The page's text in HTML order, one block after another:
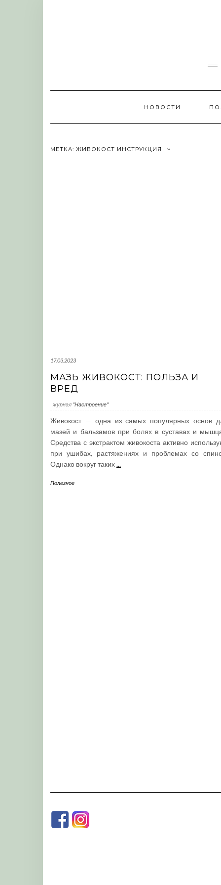
НОВОСТИ
МЕТКА: ЖИВОКОСТ ИНСТРУКЦИЯ
17.03.2023
МАЗЬ ЖИВОКОСТ: ПОЛЬЗА И
ВРЕД
журнал "Настроение"
Живокост — одна из самых популярных основ
мазей и бальзамов при болях в суставах и
Средства с экстрактом живокоста активно
при ушибах, растяжениях и проблемах со
Однако вокруг таких...
Полезное